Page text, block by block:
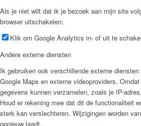
Als je niet wilt dat ik je bezoek aan mijn site
browser uitschakelen:
Klik om Google Analytics in- of uit te
Andere externe diensten
Ik gebruiken ook verschillende externe
Google Maps en externe videoproviders.
gegevens kunnen verzamelen, zoals je IP-
Houd er rekening mee dat dit de functionaliteit
sterk kan verslechteren. Wijzigingen worden
opnieuw laadt.